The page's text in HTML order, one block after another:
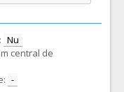
Nu
central de
-